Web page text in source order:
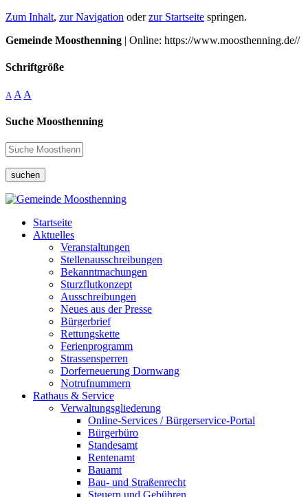
Zum Inhalt, zur Navigation oderzur Startseite springen.
Gemeinde Moosthenning | Online: https://www.moosthenning.de//
Schriftgröße
A A A
Suche Moosthenning
suchen
Startseite
Aktuelles
Veranstaltungen
Stellenausschreibungen
Bekanntmachungen
Sturzflutkonzept
Ausschreibungen
Neues aus der Presse
Bürgerbrief
Rettungskette
Ferienprogramm
Strassensperren
Dorferneuerung Dornwang
Notrufnummern
Rathaus & Service
Verwaltungsgliederung
Online-Services / Bürgerservice-Portal
Bürgerbüro
Standesamt
Rentenamt
Bauamt
Bau- und Straßenrecht
Steuern und Gebühren